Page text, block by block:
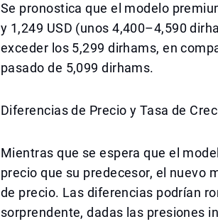
Se pronostica que el modelo
y 1,249 USD (unos 4,400–4,590
exceder los 5,299 dirhams, en
pasado de 5,099 dirhams.
Diferencias de Precio y Tasa de
Mientras que se espera que el
precio que su predecesor, el nuevo
de precio. Las diferencias podrían
sorprendente, dadas las presiones